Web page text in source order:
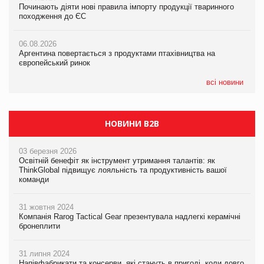
Починають діяти нові правила імпорту продукції тваринного
походження до ЄС
06.08.2026
Аргентина повертається з продуктами птахівництва на
європейський ринок
всі новини
ударів по українському бізнесу за час повномасштабної війни
Смачне поповнення дитячого меню: у VARUS з’явилися
новинки від ТМ ТОКЕРИ
Починають діяти нові правила імпорту продукції тваринного
походження до ЄС
06.08.2026
Аргентина повертається з продуктами птахівництва на
європейський ринок
НОВИНИ B2B
03 березня 2026
Освітній бенефіт як інструмент утримання талантів: як
ThinkGlobal підвищує лояльність та продуктивність вашої
команди
31 жовтня 2024
Компанія Rarog Tactical Gear презентувала надлегкі керамічні
бронеплити
31 липня 2024